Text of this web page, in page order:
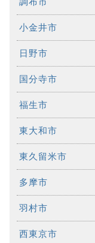
小金井市
日野市
国分寺市
福生市
東大和市
東久留米市
多摩市
羽村市
西東京市